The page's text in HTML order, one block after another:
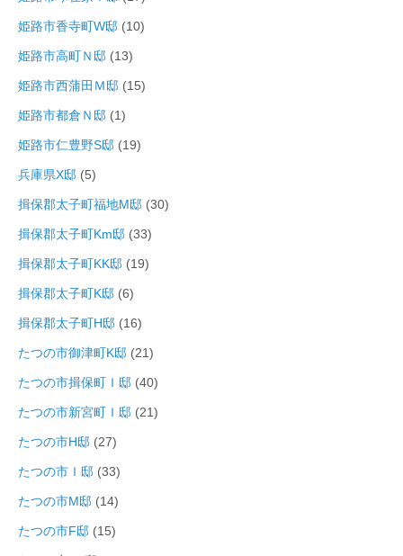
姫路市香寺町W邸 (10)
姫路市高町Ｎ邸 (13)
姫路市西蒲田Ｍ邸 (15)
姫路市都倉Ｎ邸 (1)
姫路市仁豊野S邸 (19)
兵庫県X邸 (5)
揖保郡太子町福地M邸 (30)
揖保郡太子町Km邸 (33)
揖保郡太子町KK邸 (19)
揖保郡太子町K邸 (6)
揖保郡太子町H邸 (16)
たつの市御津町K邸 (21)
たつの市揖保町Ｉ邸 (40)
たつの市新宮町Ｉ邸 (21)
たつの市H邸 (27)
たつの市Ｉ邸 (33)
たつの市M邸 (14)
たつの市F邸 (15)